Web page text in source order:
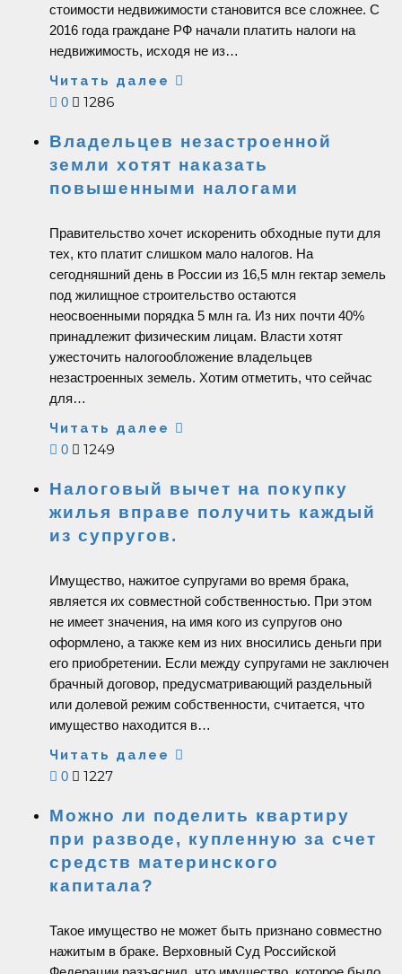
стоимости недвижимости становится все сложнее. С
2016 года граждане РФ начали платить налоги на
недвижимость, исходя не из…
Читать далее
0 1286
Владельцев незастроенной
земли хотят наказать
повышенными налогами
Правительство хочет искоренить обходные пути для
тех, кто платит слишком мало налогов. На
сегодняшний день в России из 16,5 млн гектар земель
под жилищное строительство остаются
неосвоенными порядка 5 млн га. Из них почти 40%
принадлежит физическим лицам. Власти хотят
ужесточить налогообложение владельцев
незастроенных земель. Хотим отметить, что сейчас
для…
Читать далее
0 1249
Налоговый вычет на покупку
жилья вправе получить каждый
из супругов.
Имущество, нажитое супругами во время брака,
является их совместной собственностью. При этом
не имеет значения, на имя кого из супругов оно
оформлено, а также кем из них вносились деньги при
его приобретении. Если между супругами не заключен
брачный договор, предусматривающий раздельный
или долевой режим собственности, считается, что
имущество находится в…
Читать далее
0 1227
Можно ли поделить квартиру
при разводе, купленную за счет
средств материнского
капитала?
Такое имущество не может быть признано совместно
нажитым в браке. Верховный Суд Российской